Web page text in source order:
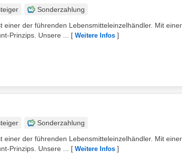
Sonderzahlung
einer der führenden Lebensmitteleinzelhändler. Mit
Prinzips. Unsere ...
[ Weitere Infos ]
Sonderzahlung
einer der führenden Lebensmitteleinzelhändler. Mit
Prinzips. Unsere ...
[ Weitere Infos ]